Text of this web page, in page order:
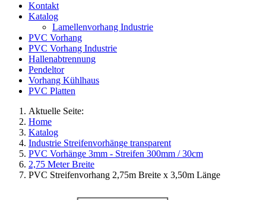
Kontakt
Katalog
Lamellenvorhang Industrie
PVC Vorhang
PVC Vorhang Industrie
Hallenabtrennung
Pendeltor
Vorhang Kühlhaus
PVC Platten
Aktuelle Seite:
Home
Katalog
Industrie Streifenvorhänge transparent
PVC Vorhänge 3mm - Streifen 300mm / 30cm
2,75 Meter Breite
PVC Streifenvorhang 2,75m Breite x 3,50m Länge